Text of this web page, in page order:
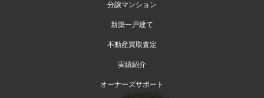
分譲マンション
新築一戸建て
不動産買取査定
実績紹介
オーナーズサポート